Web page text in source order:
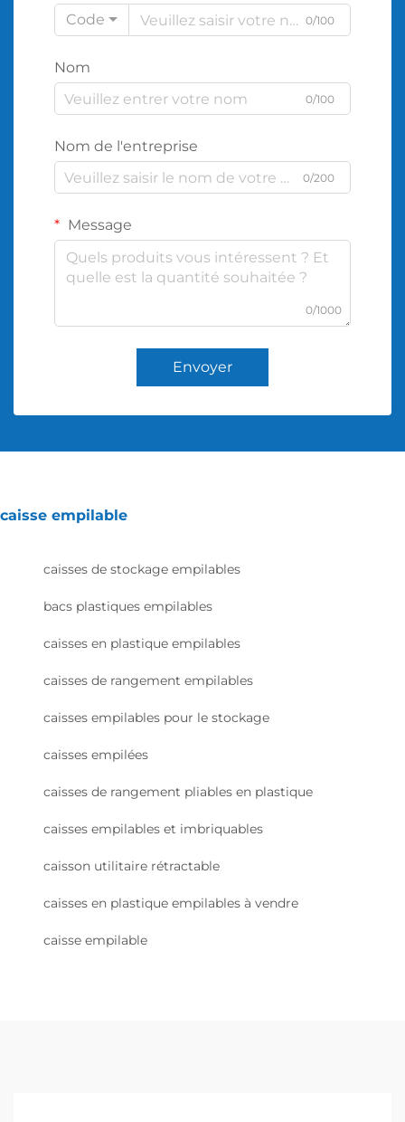
Code 0/100
Nom
0/100
Nom de l'entreprise
0/200
Message
0/1000
Envoyer
caisse empilable
caisses de stockage empilables
bacs plastiques empilables
caisses en plastique empilables
caisses de rangement empilables
caisses empilables pour le stockage
caisses empilées
caisses de rangement pliables en plastique
caisses empilables et imbriquables
caisson utilitaire rétractable
caisses en plastique empilables à vendre
caisse empilable